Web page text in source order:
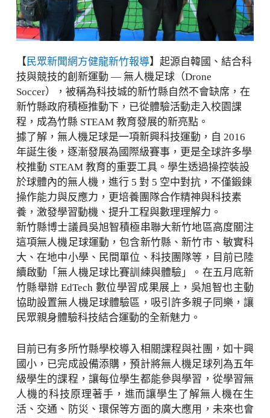
【民眾新聞網方健龍新竹報導】起源自韓國、結合科
技與競技的創新運動 — 無人機足球（Drone
Soccer），被稱為科技城的新竹縣自然不會缺席，在
新竹縣政府積極推動下，已從體驗活動走入校園課
程，成為竹縣 STEAM 教育發展的新亮點。
據了解，無人機足球是一項新興科技運動，自 2016
年誕生後，逐漸發展為國際級賽事，更是全球許多學
校推動 STEAM 教育的重要工具。學生透過操控裝設
於球體內的無人機，進行 5 對 5 空中對抗，不僅鍛鍊
操作能力與反應力，更培養團隊合作精神與科技素
養，激發學習動機、提升工程與數理理解力。
新竹縣博士議員吳旭智積極串聯大新竹地區高度關注
這項無人機足球運動，包含新竹縣、新竹市、敏實科
大、在地中小學、民間單位、科技團隊等，目前已陸
續啟動「無人機足球比賽訓練與體驗」。在五月底新
竹縣舉辦 EdTech 數位學習成果展上，吳旭智也主動
協助設置無人機足球體驗區，吸引許多親子同樂，讓
民眾親身體驗科技結合運動的全新魅力。
目前已有多所竹縣學校導入相關課程與社團，如十興
國小，已完成設備添購，預計將無人機足球列為五年
級學生的課程，讓每位學生都能參與學習，從學習無
人機的科技原理著手，進而讓學生了解無人機在生
活、交通、防災、環保等方面的廣大應用，未來也會